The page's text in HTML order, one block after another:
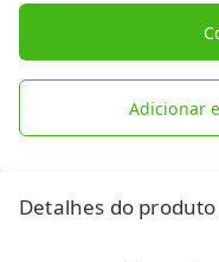
Adicionar
Detalhes do produto